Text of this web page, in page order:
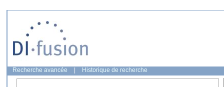
Recherche avancée Historique de recherche